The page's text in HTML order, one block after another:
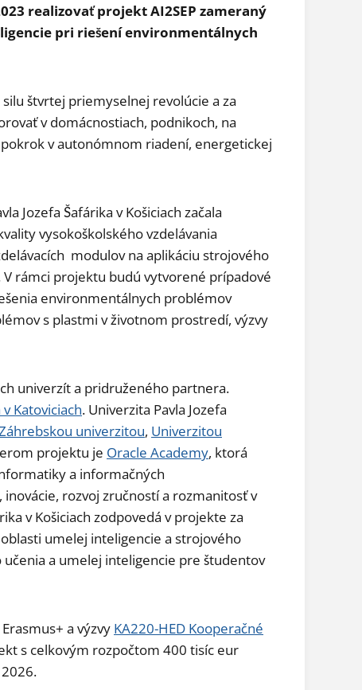
realizovať projekt AI2SEP zameraný
pri riešení environmentálnych
štvrtej priemyselnej revolúcie a za
v domácnostiach, podnikoch, na
v autonómnom riadení, energetickej
Jozefa Šafárika v Košiciach začala
vysokoškolského vzdelávania
modulov na aplikáciu strojového
rámci projektu budú vytvorené prípadové
environmentálnych problémov
s plastmi v životnom prostredí, výzvy
univerzít a pridruženého partnera.
Katoviciach. Univerzita Pavla Jozefa
univerzitou, Univerzitou
projektu je Oracle Academy, ktorá
a informačných
rozvoj zručností a rozmanitosť v
v Košiciach zodpovedá v projekte za
umelej inteligencie a strojového
a umelej inteligencie pre študentov
a výzvy KA220-HED Kooperačné
s celkovým rozpočtom 400 tisíc eur